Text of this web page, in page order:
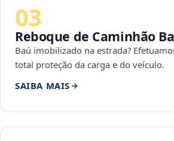
03
Reboque de Caminhão
Baú imobilizado na estrada?
total proteção da carga e do veículo.
SAIBA MAIS